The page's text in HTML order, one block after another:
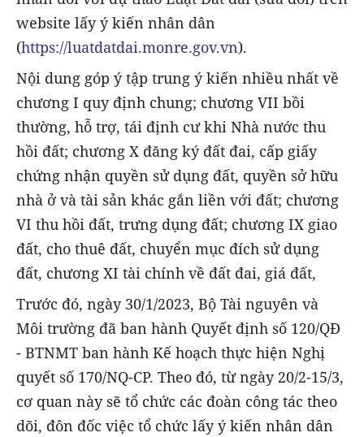
website lấy ý kiến nhân dân
(https://luatdatdai.monre.gov.vn).
Nội dung góp ý tập trung ý kiến nhiều nhất về
chương I quy định chung; chương VII bồi
thường, hỗ trợ, tái định cư khi Nhà nước thu
hồi đất; chương X đăng ký đất đai, cấp giấy
chứng nhận quyền sử dụng đất, quyền sở hữu
nhà ở và tài sản khác gắn liền với đất; chương
VI thu hồi đất, trưng dụng đất; chương IX giao
đất, cho thuê đất, chuyển mục đích sử dụng
đất, chương XI tài chính về đất đai, giá đất,
Trước đó, ngày 30/1/2023, Bộ Tài nguyên và
Môi trường đã ban hành Quyết định số 120/QĐ
- BTNMT ban hành Kế hoạch thực hiện Nghị
quyết số 170/NQ-CP. Theo đó, từ ngày 20/2-15/3,
cơ quan này sẽ tổ chức các đoàn công tác theo
dõi, đôn đốc việc tổ chức lấy ý kiến nhân dân